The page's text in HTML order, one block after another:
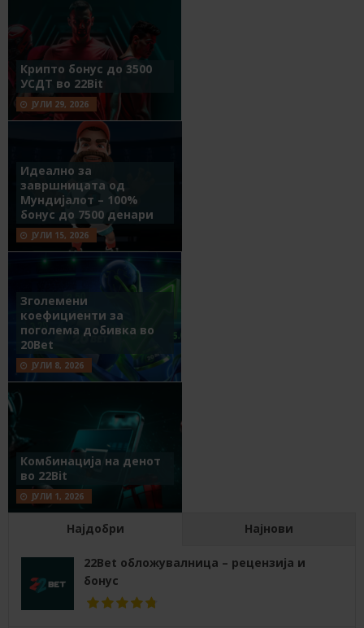
Крипто бонус до 3500
УСДТ во 22Bit
ЈУЛИ 29, 2026
Идеално за
завршницата од
Мундијалот – 100%
бонус до 7500 денари
ЈУЛИ 15, 2026
Зголемени
коефициенти за
поголема добивка во
20Bet
ЈУЛИ 8, 2026
Комбинација на денот
во 22Bit
ЈУЛИ 1, 2026
Најдобри Најнови
22Bet обложувалница – рецензија и
бонус